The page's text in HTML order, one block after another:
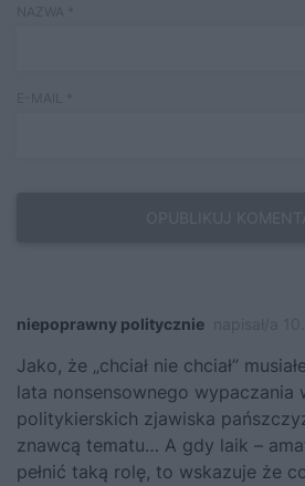
niepoprawny politycznie
Jako, że „chciał nie chciał”
lata nonsensownego wypaczania
politykierskich zjawiska
znawcą tematu… A gdy laik –
pełnić taką rolę, to wskazuje że